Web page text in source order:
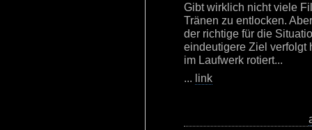
Gibt wirklich nicht viele
Tränen zu entlocken.
der richtige für die
eindeutigere Ziel verfolgt
im Laufwerk rotiert...
... link